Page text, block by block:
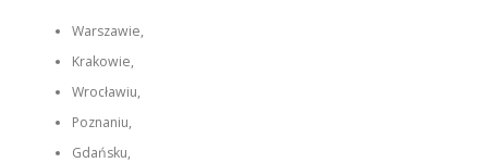
Warszawie,
Krakowie,
Wrocławiu,
Poznaniu,
Gdańsku,